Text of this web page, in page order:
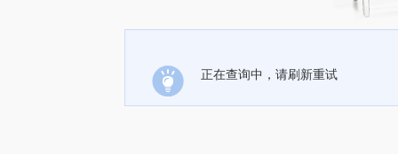
正在查询中，请刷新重试